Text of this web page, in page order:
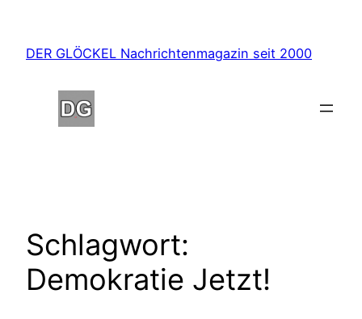
springen
DER GLÖCKEL Nachrichtenmagazin seit 2000
Schlagwort:
Demokratie Jetzt!